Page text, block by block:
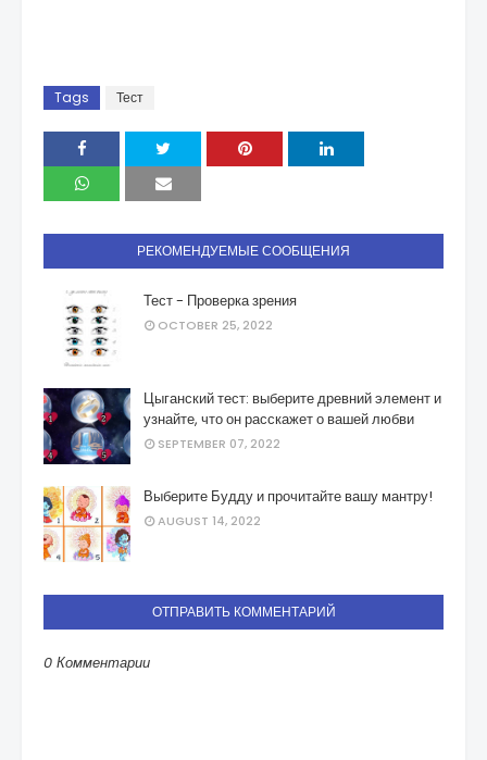
Tags Тест
РЕКОМЕНДУЕМЫЕ СООБЩЕНИЯ
Тест - Проверка зрения
OCTOBER 25, 2022
Цыганский тест: выберите древний элемент и
узнайте, что он расскажет о вашей любви
SEPTEMBER 07, 2022
Выберите Будду и прочитайте вашу мантру!
AUGUST 14, 2022
ОТПРАВИТЬ КОММЕНТАРИЙ
0 Комментарии